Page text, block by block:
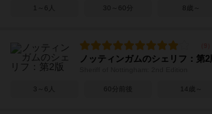
1～6人 30～60分 8歳～
ノッティンガムのシェリフ：第2
3～6人 60分前後 14歳～